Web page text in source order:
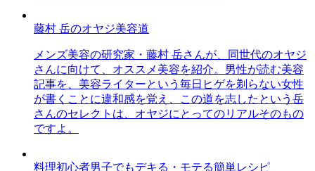
藤村 岳のオヤジ美容道
メンズ美容の研究家・藤村 岳さんが、同世代のオヤジ
さんに向けて、オススメ美容を紹介。男性が読む美容
記事を、美容ライターという毎日ヒゲを剃らない女性
が書くことに違和感を覚え、この道を志したという岳
さんのセレクトは、オヤジにとってのリアルそのもの
ですよ。
料理初心者男子でもデキる・モテる簡単レシピ